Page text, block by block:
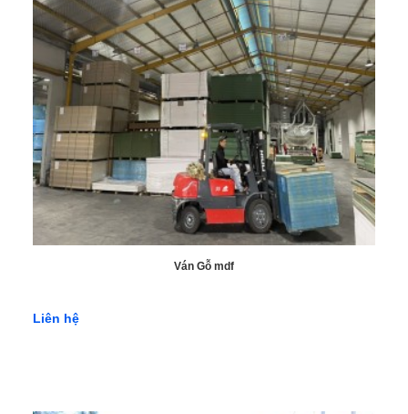
Ván Gỗ mdf
Liên hệ